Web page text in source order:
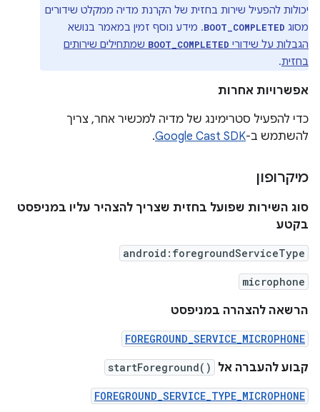
יכולות להפעיל שירות בחזית של הקרנת מדיה ממקלט שידורים
מסוג BOOT_COMPLETED. מידע נוסף זמין במאמר בנושא
הגבלות על שידורי BOOT_COMPLETED שמתחילים שירותים
בחזית.
אפשרויות אחרות
כדי להפעיל סטרימינג של מדיה למכשיר אחר, צריך
להשתמש ב-Google Cast SDK
.
מיקרופון
סוג השירות שפועל בחזית שצריך להצהיר עליו במניפסט
בקטע
android:foregroundServiceType
microphone
הרשאה להצהרה במניפסט
FOREGROUND_SERVICE_MICROPHONE
קבוע להעברה אל startForeground()
FOREGROUND_SERVICE_TYPE_MICROPHONE